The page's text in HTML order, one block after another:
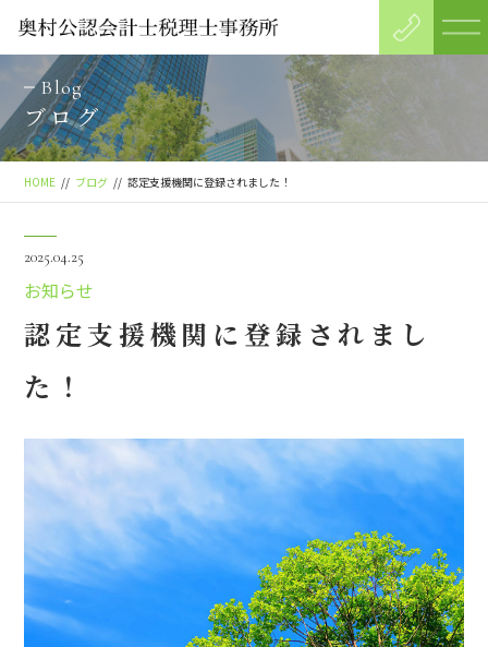
Blog
ブログ
HOME ブログ 認定支援機関に登録されました！
2025.04.25
お知らせ
認定支援機関に登録されまし
た！